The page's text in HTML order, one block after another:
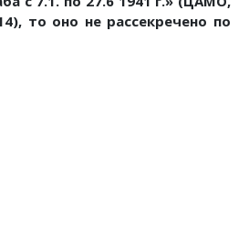
то оно не рассекречено по